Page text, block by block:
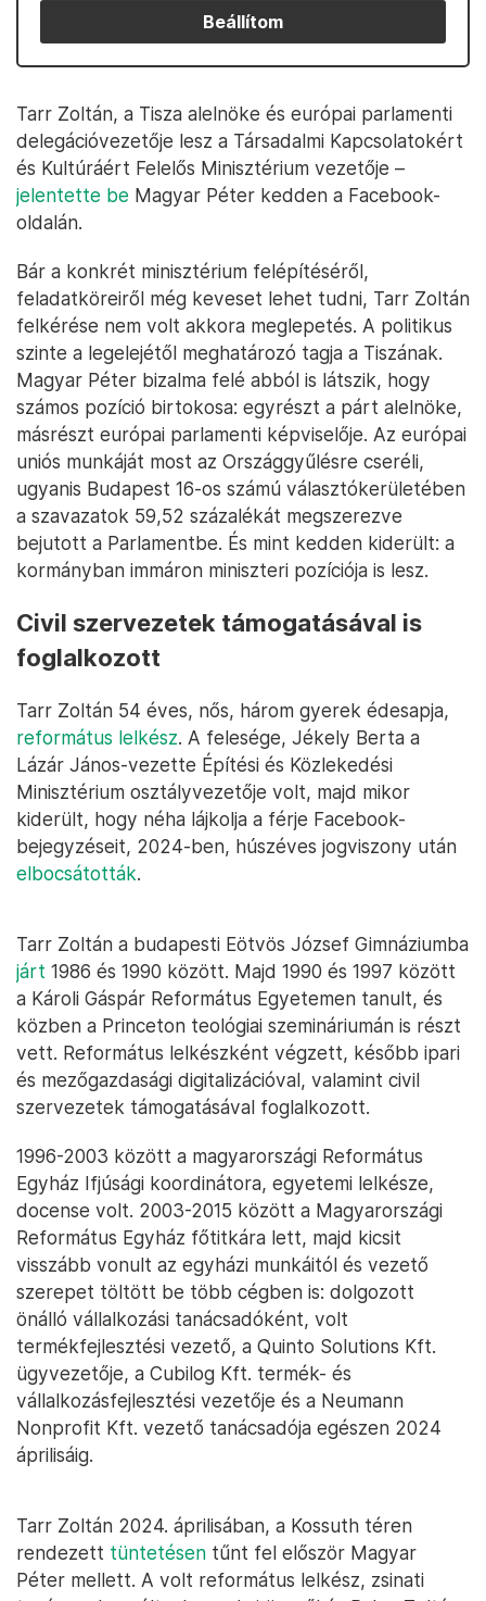
Beállítom
Tarr Zoltán, a Tisza alelnöke és európai parlamenti
delegációvezetője lesz a Társadalmi Kapcsolatokért
és Kultúráért Felelős Minisztérium vezetője –
jelentette be Magyar Péter kedden a Facebook-
oldalán.
Bár a konkrét minisztérium felépítéséről,
feladatköreiről még keveset lehet tudni, Tarr Zoltán
felkérése nem volt akkora meglepetés. A politikus
szinte a legelejétől meghatározó tagja a Tiszának.
Magyar Péter bizalma felé abból is látszik, hogy
számos pozíció birtokosa: egyrészt a párt alelnöke,
másrészt európai parlamenti képviselője. Az európai
uniós munkáját most az Országgyűlésre cseréli,
ugyanis Budapest 16-os számú választókerületében
a szavazatok 59,52 százalékát megszerezve
bejutott a Parlamentbe. És mint kedden kiderült: a
kormányban immáron miniszteri pozíciója is lesz.
Civil szervezetek támogatásával is
foglalkozott
Tarr Zoltán 54 éves, nős, három gyerek édesapja,
református lelkész. A felesége, Jékely Berta a
Lázár János-vezette Építési és Közlekedési
Minisztérium osztályvezetője volt, majd mikor
kiderült, hogy néha lájkolja a férje Facebook-
bejegyzéseit, 2024-ben, húszéves jogviszony után
elbocsátották.
Tarr Zoltán a budapesti Eötvös József Gimnáziumba
járt 1986 és 1990 között. Majd 1990 és 1997 között
a Károli Gáspár Református Egyetemen tanult, és
közben a Princeton teológiai szemináriumán is részt
vett. Református lelkészként végzett, később ipari
és mezőgazdasági digitalizációval, valamint civil
szervezetek támogatásával foglalkozott.
1996-2003 között a magyarországi Református
Egyház Ifjúsági koordinátora, egyetemi lelkésze,
docense volt. 2003-2015 között a Magyarországi
Református Egyház főtitkára lett, majd kicsit
visszább vonult az egyházi munkáitól és vezető
szerepet töltött be több cégben is: dolgozott
önálló vállalkozási tanácsadóként, volt
termékfejlesztési vezető, a Quinto Solutions Kft.
ügyvezetője, a Cubilog Kft. termék- és
vállalkozásfejlesztési vezetője és a Neumann
Nonprofit Kft. vezető tanácsadója egészen 2024
áprilisáig.
Tarr Zoltán 2024. áprilisában, a Kossuth téren
rendezett tüntetésen tűnt fel először Magyar
Péter mellett. A volt református lelkész, zsinati